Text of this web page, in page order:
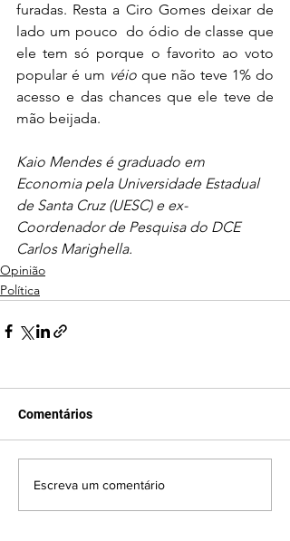
furadas. Resta a Ciro Gomes deixar de
lado um pouco  do ódio de classe que
ele tem só porque o favorito ao voto
popular é um véio que não teve 1% do
acesso e das chances que ele teve de
mão beijada.
Kaio Mendes é graduado em
Economia pela Universidade Estadual
de Santa Cruz (UESC) e ex-
Coordenador de Pesquisa do DCE
Carlos Marighella.
Opinião
Política
Comentários
Escreva um comentário